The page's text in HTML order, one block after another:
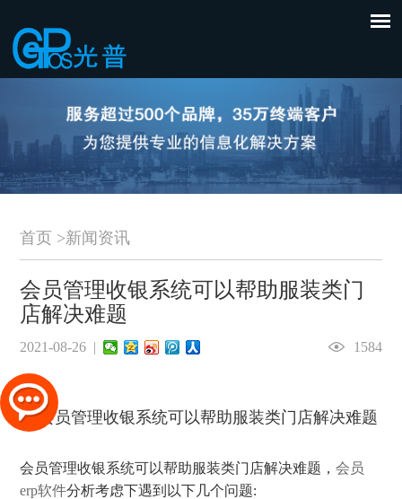
首页 >新闻资讯
会员管理收银系统可以帮助服装类门
店解决难题
2021-08-26 | 1584
会员管理收银系统可以帮助服装类门店解决难题，会员
erp软件分析考虑下遇到以下几个问题: